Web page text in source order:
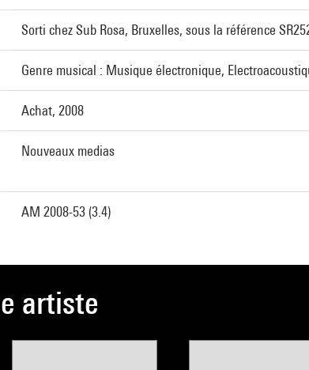
Sorti chez Sub Rosa, Bruxelles, sous la référence
Genre musical : Musique électronique,
Achat, 2008
Nouveaux medias
AM 2008-53 (3.4)
artiste